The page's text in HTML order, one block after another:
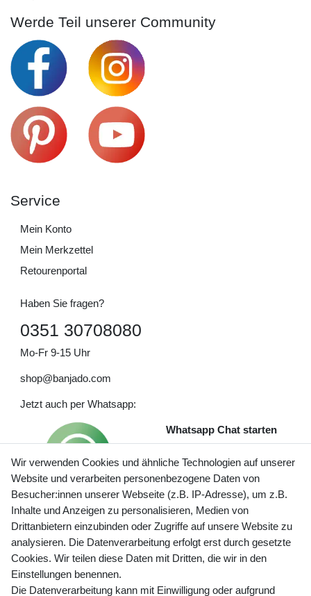
Werde Teil unserer Community
Service
Mein Konto
Mein Merkzettel
Retourenportal
Haben Sie fragen?
0351 30708080
Mo-Fr 9-15 Uhr
shop@banjado.com
Jetzt auch per Whatsapp:
Whatsapp Chat starten
Preisangaben inkl. gesetzl. MwSt. und zzgl. Service- und
Versandkosten
Wir verwenden Cookies und ähnliche Technologien auf unserer
Website und verarbeiten personenbezogene Daten von
Besucher:innen unserer Webseite (z.B. IP-Adresse), um z.B.
Inhalte und Anzeigen zu personalisieren, Medien von
Drittanbietern einzubinden oder Zugriffe auf unsere Website zu
analysieren. Die Datenverarbeitung erfolgt erst durch gesetzte
Cookies. Wir teilen diese Daten mit Dritten, die wir in den
Einstellungen benennen.
Die Datenverarbeitung kann mit Einwilligung oder aufgrund